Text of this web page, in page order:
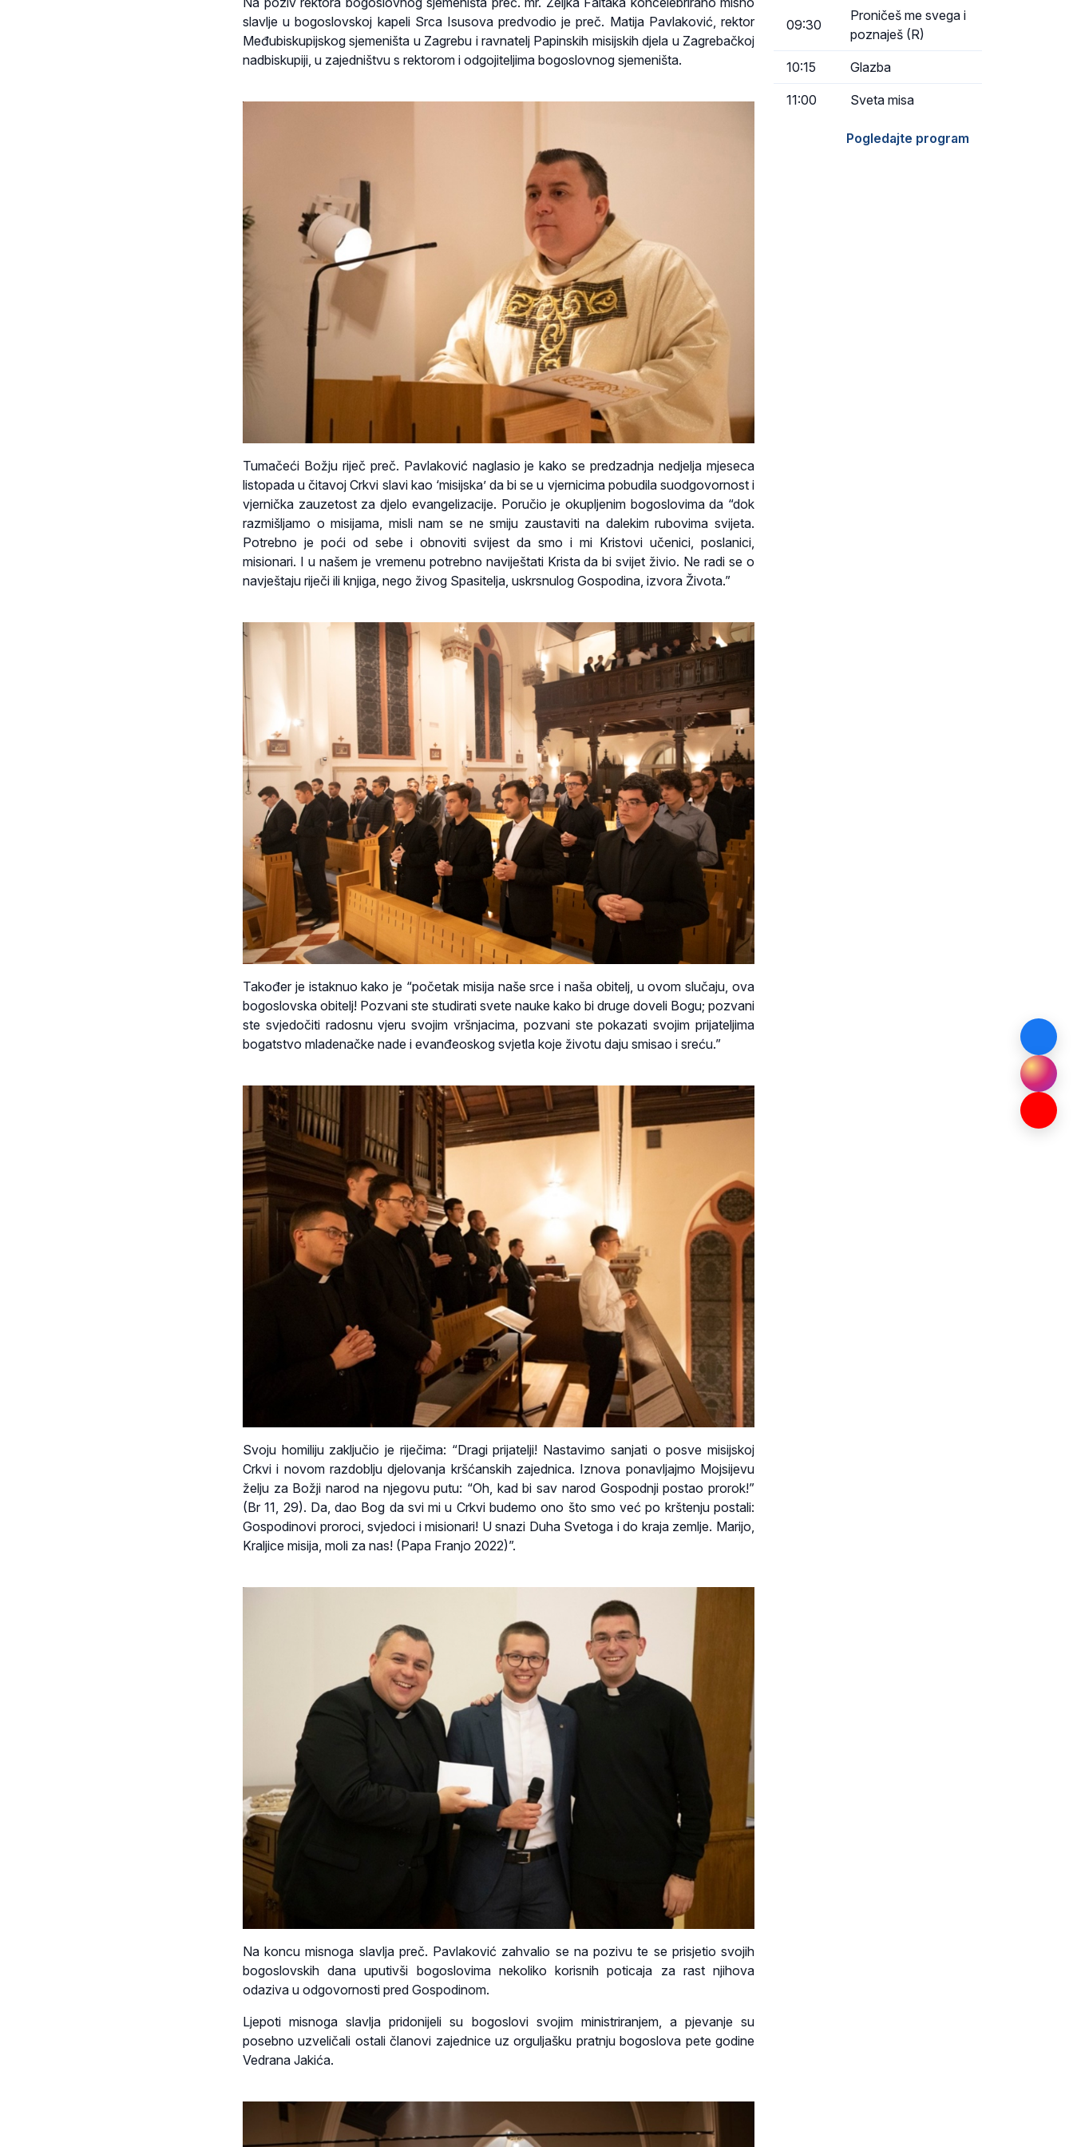
slavlje u bogoslovskoj kapeli Srca Isusova predvodio je preč. Matija Pavlaković, rektor
Međubiskupijskog sjemeništa u Zagrebu i ravnatelj Papinskih misijskih djela u Zagrebačkoj
nadbiskupiji, u zajedništvu s rektorom i odgojiteljima bogoslovnog sjemeništa.
Tumačeći Božju riječ preč. Pavlaković naglasio je kako se predzadnja nedjelja mjeseca
listopada u čitavoj Crkvi slavi kao ‘misijska’ da bi se u vjernicima pobudila suodgovornost i
vjernička zauzetost za djelo evangelizacije. Poručio je okupljenim bogoslovima da “dok
razmišljamo o misijama, misli nam se ne smiju zaustaviti na dalekim rubovima svijeta.
Potrebno je poći od sebe i obnoviti svijest da smo i mi Kristovi učenici, poslanici,
misionari. I u našem je vremenu potrebno naviještati Krista da bi svijet živio. Ne radi se o
navještaju riječi ili knjiga, nego živog Spasitelja, uskrsnulog Gospodina, izvora Života.”
Također je istaknuo kako je “početak misija naše srce i naša obitelj, u ovom slučaju, ova
bogoslovska obitelj! Pozvani ste studirati svete nauke kako bi druge doveli Bogu; pozvani
ste svjedočiti radosnu vjeru svojim vršnjacima, pozvani ste pokazati svojim prijateljima
bogatstvo mladenačke nade i evanđeoskog svjetla koje životu daju smisao i sreću.”
Svoju homiliju zaključio je riječima: “Dragi prijatelji! Nastavimo sanjati o posve misijskoj
Crkvi i novom razdoblju djelovanja kršćanskih zajednica. Iznova ponavljajmo Mojsijevu
želju za Božji narod na njegovu putu: “Oh, kad bi sav narod Gospodnji postao prorok!”
(Br 11, 29). Da, dao Bog da svi mi u Crkvi budemo ono što smo već po krštenju postali:
Gospodinovi proroci, svjedoci i misionari! U snazi Duha Svetoga i do kraja zemlje. Marijo,
Kraljice misija, moli za nas! (Papa Franjo 2022)”.
Na koncu misnoga slavlja preč. Pavlaković zahvalio se na pozivu te se prisjetio svojih
bogoslovskih dana uputivši bogoslovima nekoliko korisnih poticaja za rast njihova
odaziva u odgovornosti pred Gospodinom.
Ljepoti misnoga slavlja pridonijeli su bogoslovi svojim ministriranjem, a pjevanje su
posebno uzveličali ostali članovi zajednice uz orguljašku pratnju bogoslova pete godine
Vedrana Jakića.
09:30
Proničeš me svega i
poznaješ (R)
10:15 Glazba
11:00 Sveta misa
Pogledajte program